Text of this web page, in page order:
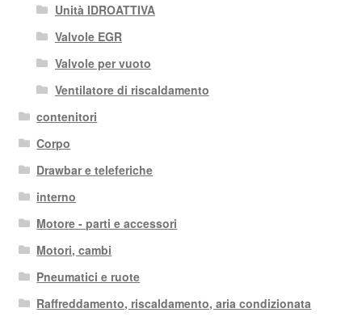
Unità IDROATTIVA
Valvole EGR
Valvole per vuoto
Ventilatore di riscaldamento
contenitori
Corpo
Drawbar e teleferiche
interno
Motore - parti e accessori
Motori, cambi
Pneumatici e ruote
Raffreddamento, riscaldamento, aria condizionata